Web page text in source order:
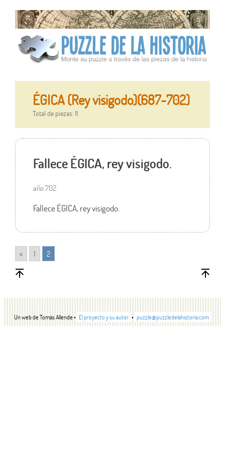
ÉGICA (Rey visigodo)(687-702)
Total de piezas: 11
Fallece ÉGICA, rey visigodo.
año 702
Fallece ÉGICA, rey visigodo.
« 1 2
Un web de Tomás Allende • El proyecto y su autor • puzzle@puzzledelahistoria.com